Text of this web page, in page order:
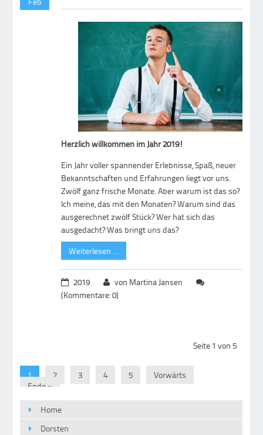
Herzlich willkommen im Jahr 2019!
Ein Jahr voller spannender Erlebnisse, Spaß, neuer
Bekanntschaften und Erfahrungen liegt vor uns.
Zwölf ganz frische Monate. Aber warum ist das so?
Ich meine, das mit den Monaten? Warum sind das
ausgerechnet zwölf Stück? Wer hat sich das
ausgedacht? Was bringt uns das?
Weiterlesen …
2019
von Martina Jansen
(Kommentare: 0)
Seite 1 von 5
1 2 3 4 5
Vorwärts
Ende »
Home
Dorsten